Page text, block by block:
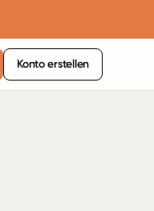
Konto erstellen